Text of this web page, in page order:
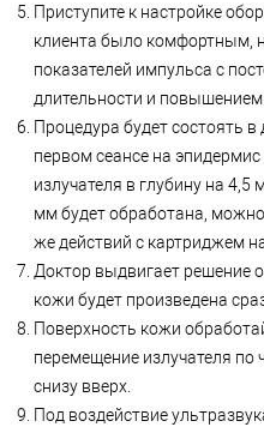
Приступите к настройке
клиента было комфортным,
показателей импульса с
длительности и
Процедура будет состоять
первом сеансе на
излучателя в глубину на 4,5
мм будет обработана,
же действий с картриджем
Доктор выдвигает решение
кожи будет произведена
Поверхность кожи
перемещение излучателя по
снизу вверх.
Под воздействие